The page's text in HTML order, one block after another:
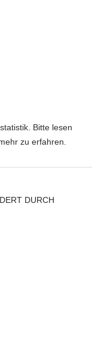
Bitte lesen
zu erfahren.
DURCH